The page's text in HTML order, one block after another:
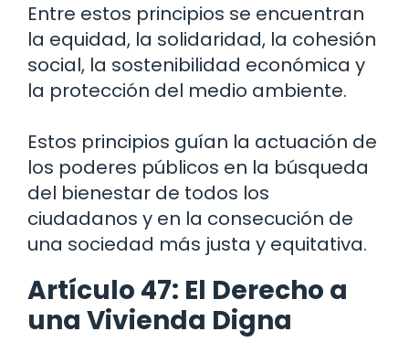
Entre estos principios se encuentran
la equidad, la solidaridad, la cohesión
social, la sostenibilidad económica y
la protección del medio ambiente.
Estos principios guían la actuación de
los poderes públicos en la búsqueda
del bienestar de todos los
ciudadanos y en la consecución de
una sociedad más justa y equitativa.
Artículo 47: El Derecho a
una Vivienda Digna